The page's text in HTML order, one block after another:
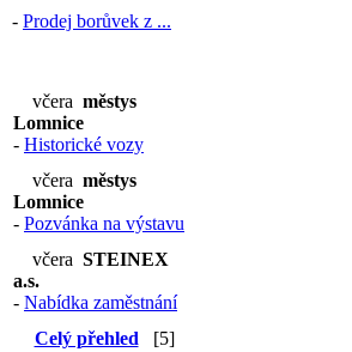
- Prodej borůvek z ...
včera městys
Lomnice
- Historické vozy
včera městys
Lomnice
- Pozvánka na výstavu
včera STEINEX
a.s.
- Nabídka zaměstnání
Celý přehled[5]